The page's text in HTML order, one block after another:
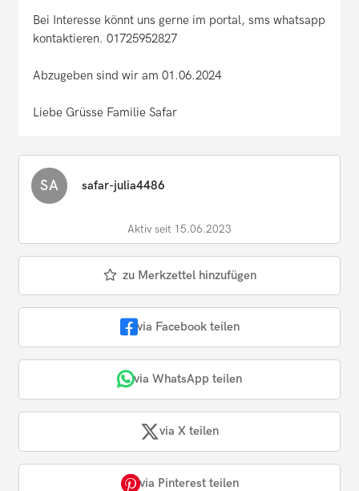
Bei Interesse könnt uns gerne im portal, sms whatsapp
kontaktieren. 01725952827
Abzugeben sind wir am 01.06.2024
Liebe Grüsse Familie Safar
SA safar-julia4486
Aktiv seit 15.06.2023
zu Merkzettel hinzufügen
via Facebook teilen
via WhatsApp teilen
via X teilen
via Pinterest teilen